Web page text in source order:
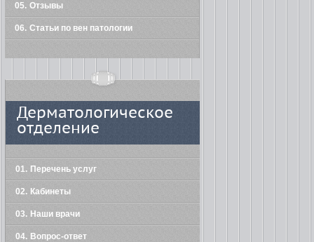
05 Отзывы
06 Статьи по вен патологии
Дерматологическое
отделение
01 Перечень услуг
02 Кабинеты
03 Наши врачи
04 Вопрос-ответ